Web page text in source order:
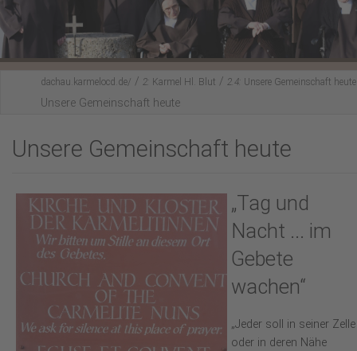
Karmel-Spiritualität
Fürbittgebet
Mitbeten
Hl. Messe feiern?
dachau.karmelocd.de/ / 2: Karmel Hl. Blut / 2.4: Unsere Gemeinschaft heute
Unsere Gemeinschaft heute
Unsere Gemeinschaft heute
„Tag und
Nacht ... im
Gebete
wachen“
„Jeder soll in seiner Zelle
oder in deren Nähe